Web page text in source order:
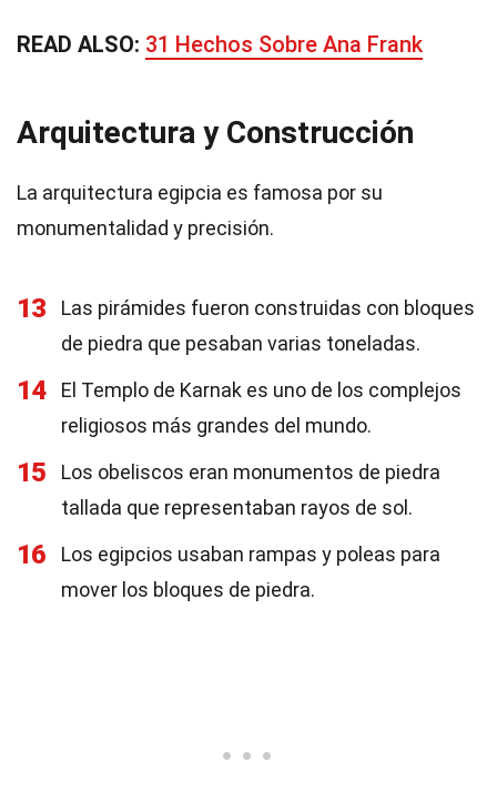
READ ALSO: 31 Hechos Sobre Ana Frank
Arquitectura y Construcción
La arquitectura egipcia es famosa por su
monumentalidad y precisión.
13
Las pirámides fueron construidas con bloques
de piedra que pesaban varias toneladas.
14
El Templo de Karnak es uno de los complejos
religiosos más grandes del mundo.
15
Los obeliscos eran monumentos de piedra
tallada que representaban rayos de sol.
16
Los egipcios usaban rampas y poleas para
mover los bloques de piedra.